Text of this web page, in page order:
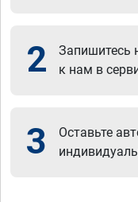
2
Запишитесь
к нам в
3
Оставьте